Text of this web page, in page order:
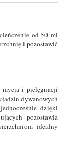
od 50 ml
i pozostawić
mycia i pielęgnacji
dywanowych
dzięki
pozostawia
idealny